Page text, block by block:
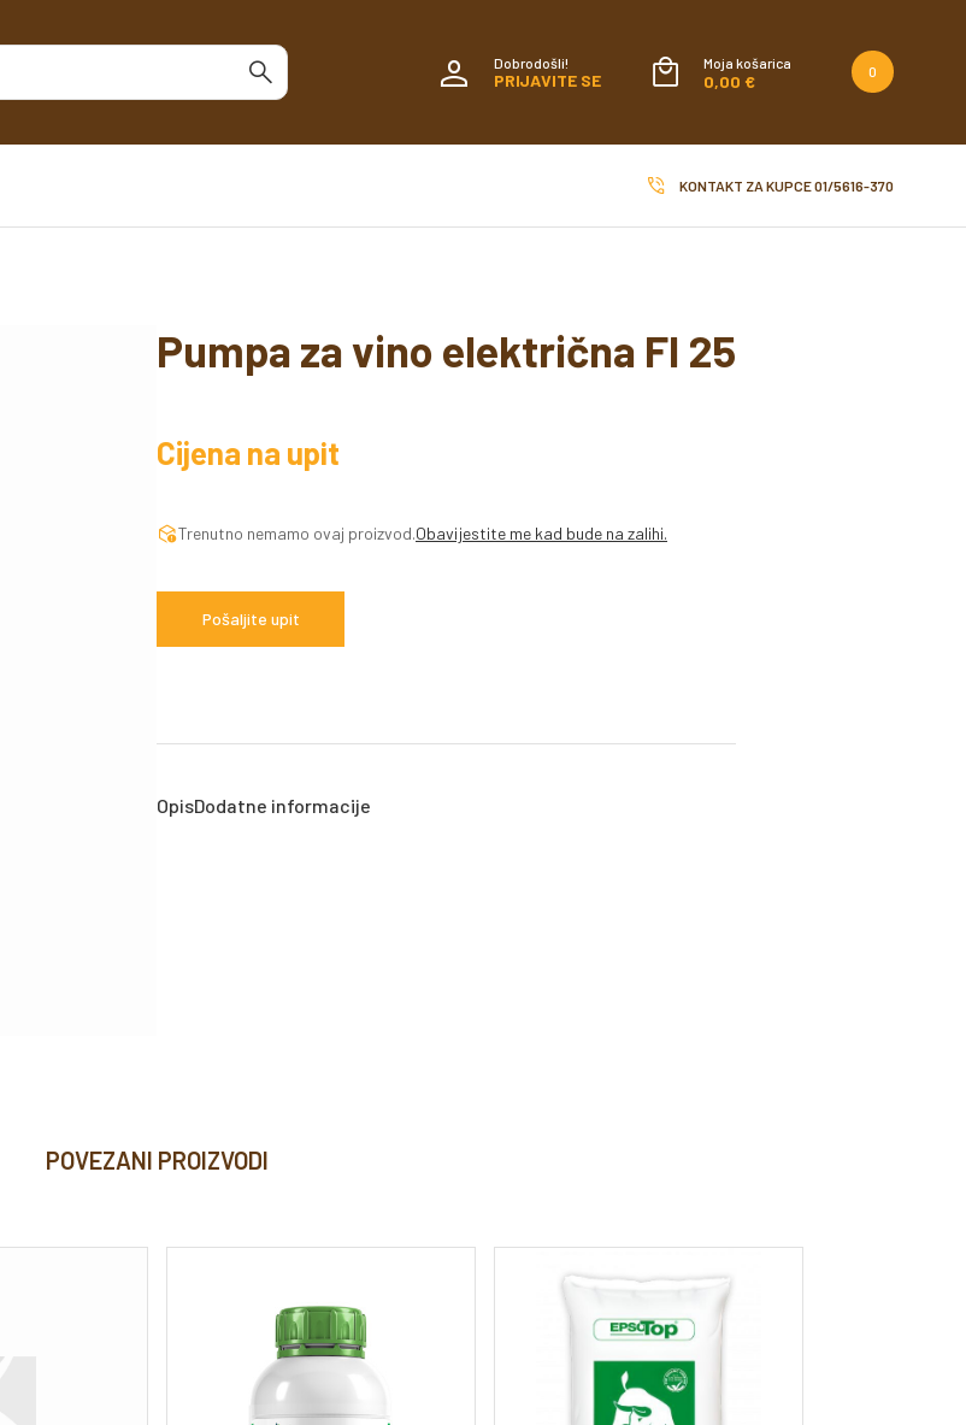
Dobrodošli!
PRIJAVITE SE
Moja košarica
0,00 €
0
KONTAKT ZA KUPCE01/5616-370
Pumpa za vino električna FI 25
Cijena na upit
Trenutno nemamo ovaj proizvod.Obavijestite me kad bude na zalihi.
Pošaljite upit
OpisDodatne informacije
POVEZANI PROIZVODI